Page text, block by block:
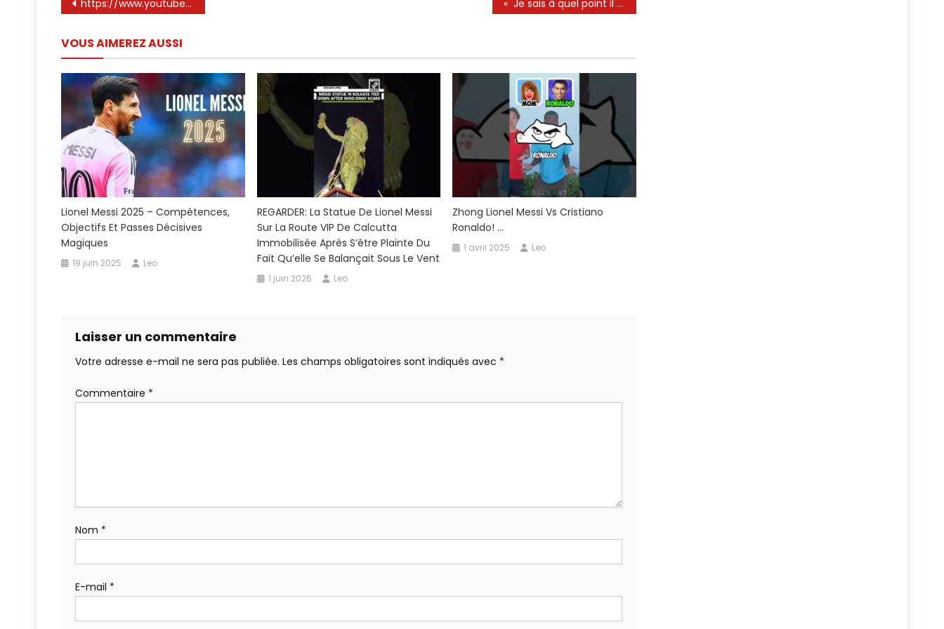
l’article
https://www.youtube.com/watch%3fv%3dfnch1gu27wc « Je sais à quel point il veut venir » – Homecoming «glorieux» de Lionel Messi chez les vieux garçons de Newell parlé par le président du club au milieu de l’incertitude du contrat inter Miami
VOUS AIMEREZ AUSSI
Lionel Messi 2025 – Compétences,
Objectifs Et Passes Décisives
Magiques
19 juin 2025 Leo
REGARDER: La Statue De Lionel Messi
Sur La Route VIP De Calcutta
Immobilisée Après S’être Plainte Du
Fait Qu’elle Se Balançait Sous Le Vent
1 juin 2026 Leo
Zhong Lionel Messi Vs Cristiano
Ronaldo! …
1 avril 2025 Leo
Laisser un commentaire
Votre adresse e-mail ne sera pas publiée. Les champs obligatoires sont indiqués avec *
Commentaire *
Nom *
E-mail *